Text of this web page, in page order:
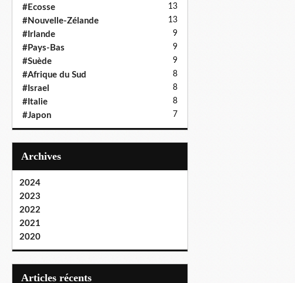
#Ecosse 13
#Nouvelle-Zélande 13
#Irlande 9
#Pays-Bas 9
#Suède 9
#Afrique du Sud 8
#Israel 8
#Italie 8
#Japon 7
Archives
2024
2023
2022
2021
2020
articles récents